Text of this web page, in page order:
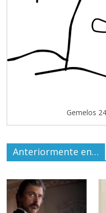
Gemelos
Anteriormente en…